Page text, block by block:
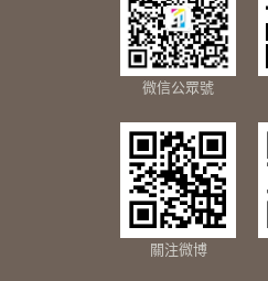
微信公眾號
關注微博